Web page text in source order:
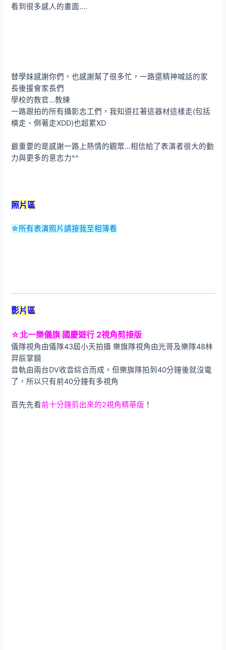
看到很多感人的畫面….
替學妹感謝你們，也感謝幫了很多忙，一路還精神喊話的家
長後援會家長們
學校的教官…教練
一路跟拍的所有攝影志工們，我知道扛著這器材這樣走(包括
橫走、倒著走XDD)也超累XD
最重要的是感謝一路上熱情的觀眾…相信給了表演者很大的動
力與更多的意志力^^
照片區
☆所有表演照片請按我至相簿看
影片區
☆北一樂儀旗 國慶遊行 2視角剪接版
儀隊視角由儀隊43屆小天拍攝 樂旗隊視角由光哥及樂隊48林
羿辰掌鏡
音軌由兩台DV收音綜合而成，但樂旗隊拍到40分鐘後就沒電
了，所以只有前40分鐘有多視角
首先先看前十分鐘剪出來的2視角精華版 ！